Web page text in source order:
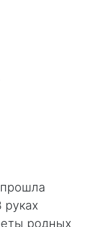
родных